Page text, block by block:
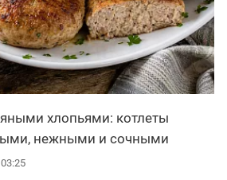
хлопьями: котлеты
нежными и сочными